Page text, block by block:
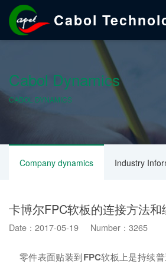
Cabol
Cabol Dynamics
CABOL DYNAMICS
Company dynamics Industry
卡博尔FPC软板的连接方法
Date：2017-05-19 Number：3265
零件表面贴装到FPC软板上是持续